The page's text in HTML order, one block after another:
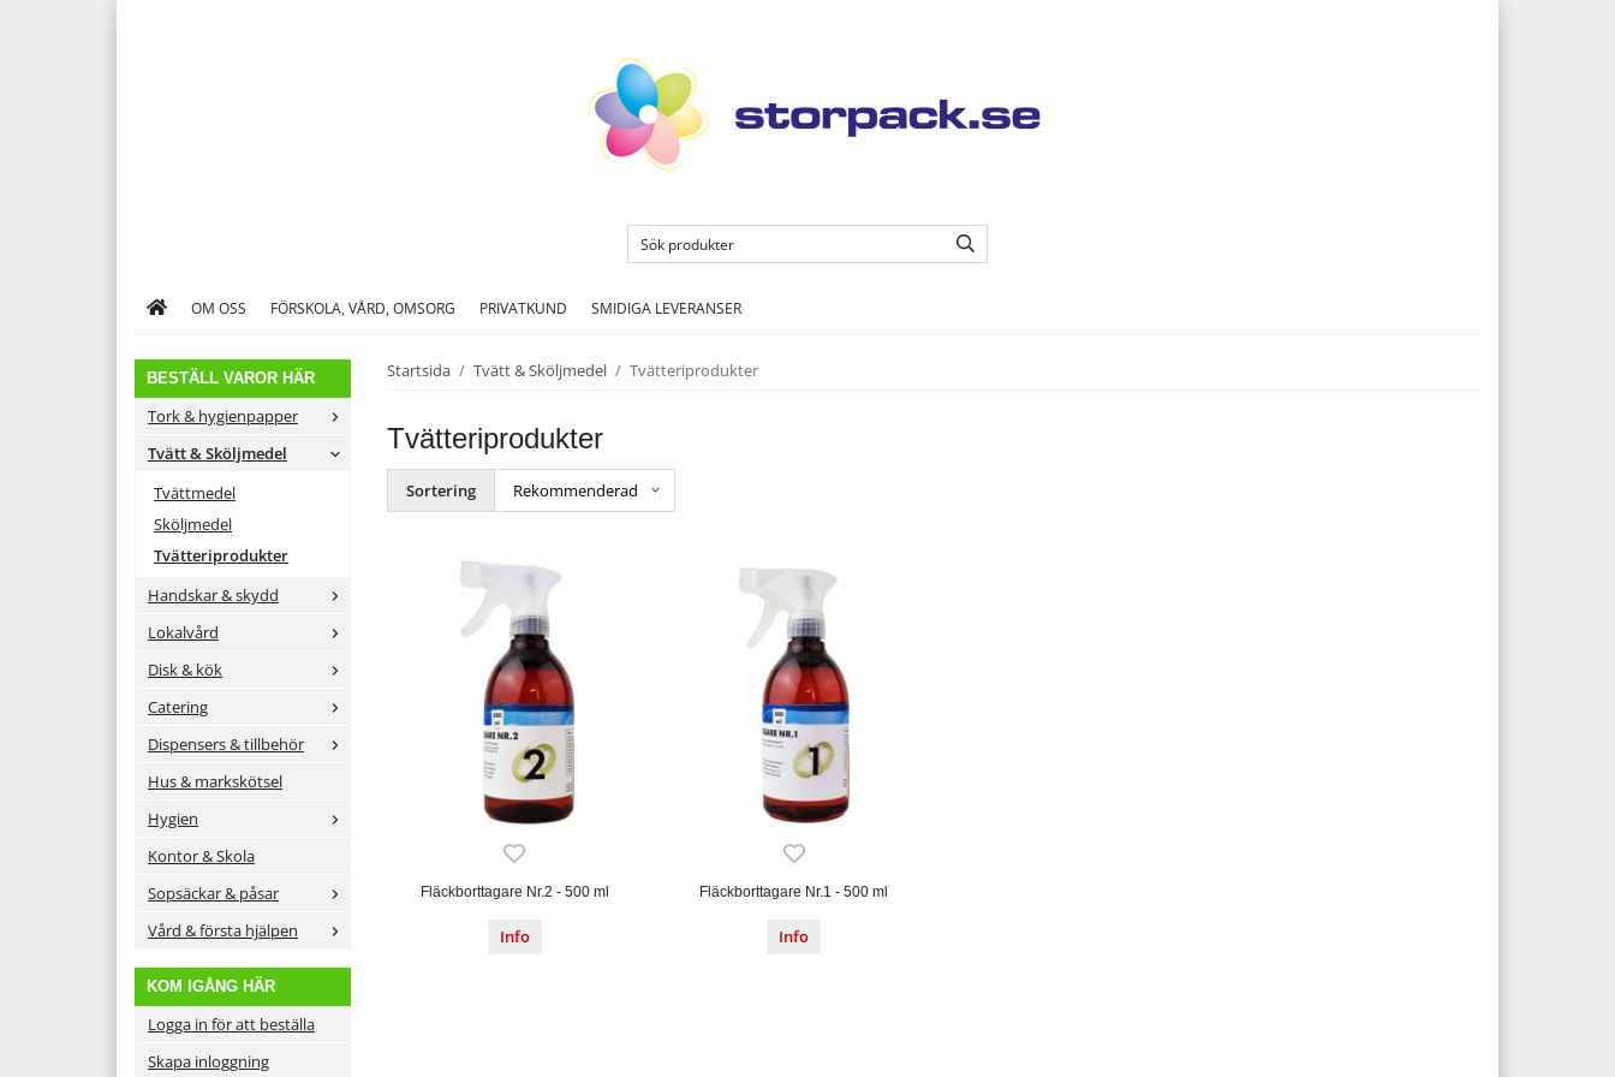
OM OSS FÖRSKOLA, VÅRD, OMSORG PRIVATKUND SMIDIGA LEVERANSER
BESTÄLL VAROR HÄR
Tork & hygienpapper
Tvätt & Sköljmedel
Tvättmedel
Sköljmedel
Tvätteriprodukter
Handskar & skydd
Lokalvård
Disk & kök
Catering
Dispensers & tillbehör
Hus & markskötsel
Hygien
Kontor & Skola
Sopsäckar & påsar
Vård & första hjälpen
KOM IGÅNG HÄR
Logga in för att beställa
Skapa inloggning
Startsida / Tvätt & Sköljmedel / Tvätteriprodukter
Tvätteriprodukter
Sortering
Fläckborttagare Nr.2 - 500 ml
Info
Fläckborttagare Nr.1 - 500 ml
Info